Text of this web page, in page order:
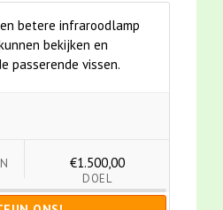
betere infraroodlamp
bekijken en
passerende vissen.
€1.500,00
DOEL